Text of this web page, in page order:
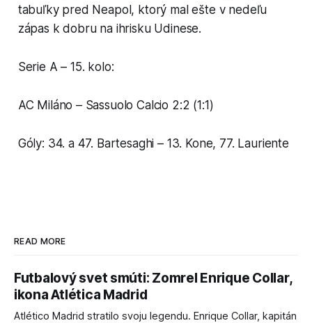
tabuľky pred Neapol, ktorý mal ešte v nedeľu
zápas k dobru na ihrisku Udinese.
Serie A – 15. kolo:
AC Miláno – Sassuolo Calcio 2:2 (1:1)
Góly: 34. a 47. Bartesaghi – 13. Kone, 77. Lauriente
READ MORE
Futbalový svet smúti: Zomrel Enrique Collar,
ikona Atlética Madrid
Atlético Madrid stratilo svoju legendu. Enrique Collar, kapitán